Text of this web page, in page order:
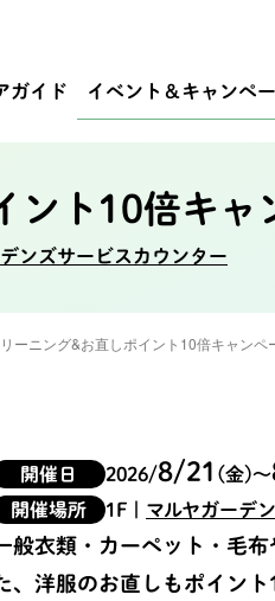
ガイド イベント ＆キャンペ
ント10倍キャ
ンズサービスカウンター
ーニング&お直しポイント10倍キャンペ
開催日 2026/8/21 (金)〜
開催場所
1F マルヤガーデ
般衣類・カーペット・毛
、洋服のお直しもポイン